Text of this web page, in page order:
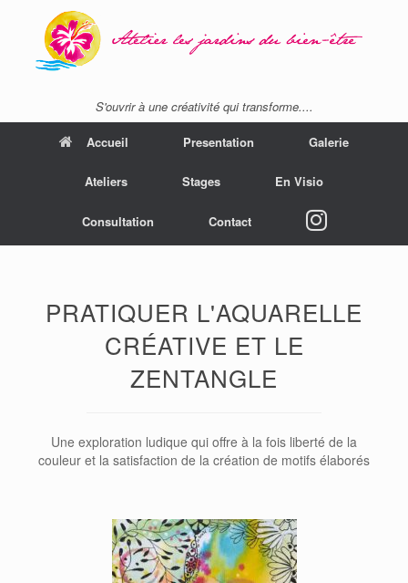
S'ouvrir à une créativité qui transforme....
Accueil Presentation Galerie
Ateliers Stages En Visio
Consultation Contact instagram
PRATIQUER L'AQUARELLE
CRÉATIVE ET LE
ZENTANGLE
Une exploration ludique qui offre à la fois liberté de la
couleur et la satisfaction de la création de motifs élaborés